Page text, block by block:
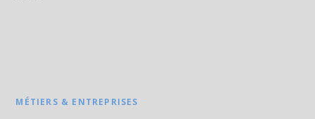
MÉTIERS & ENTREPRISES